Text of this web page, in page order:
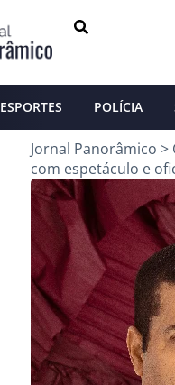
ESPORTES POLÍCIA
Jornal Panorâmico >
com espetáculo e